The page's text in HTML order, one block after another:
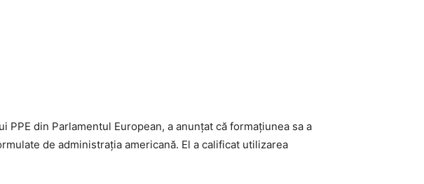
din Parlamentul European, a anunțat că formațiunea sa a
de administrația americană. El a calificat utilizarea